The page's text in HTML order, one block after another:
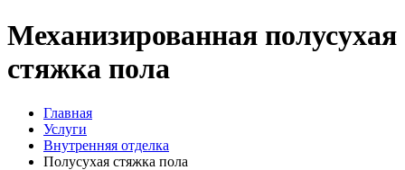
Механизированная полусухая
стяжка пола
Главная
Услуги
Внутренняя отделка
Полусухая стяжка пола